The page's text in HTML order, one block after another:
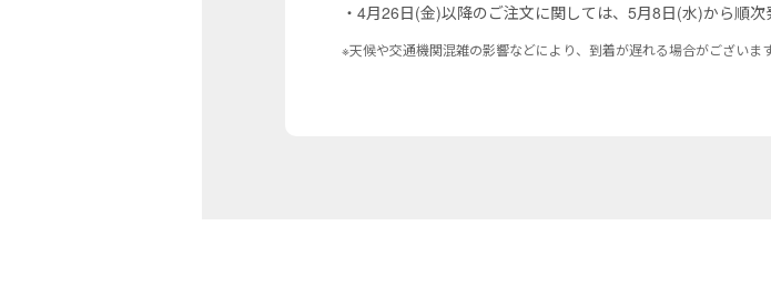
・4月26日(金)以降のご注文に関しては、5月8日(水)から順次
※天候や交通機関混雑の影響などにより、到着が遅れる場合がございます